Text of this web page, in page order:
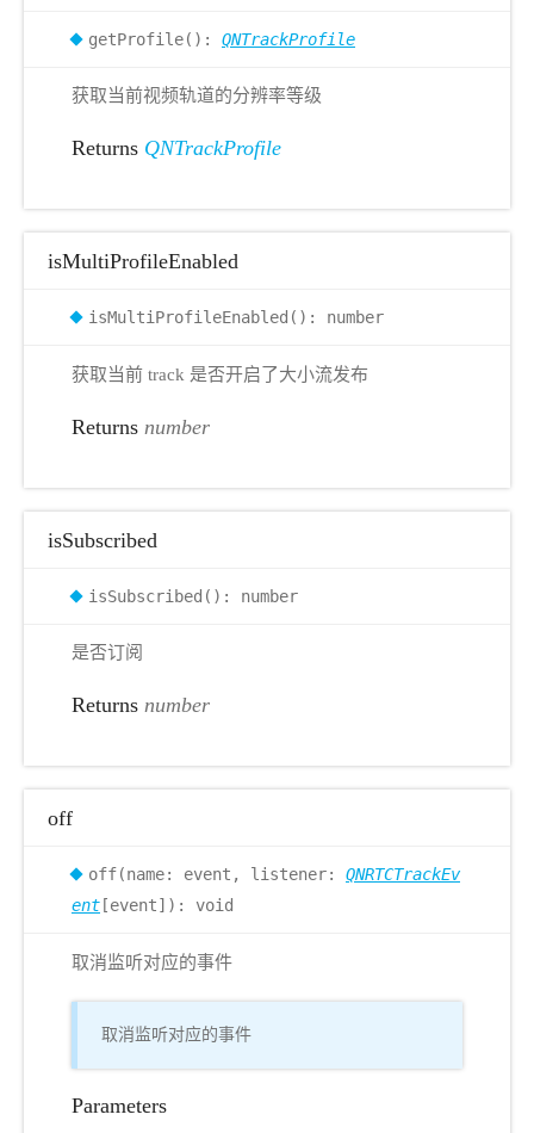
getProfile(): QNTrackProfile
获取当前视频轨道的分辨率等级
Returns QNTrackProfile
isMultiProfileEnabled
isMultiProfileEnabled(): number
获取当前 track 是否开启了大小流发布
Returns number
isSubscribed
isSubscribed(): number
是否订阅
Returns number
off
off(name: event, listener: QNRTCTrackEv
ent [event]): void
取消监听对应的事件
取消监听对应的事件
Parameters